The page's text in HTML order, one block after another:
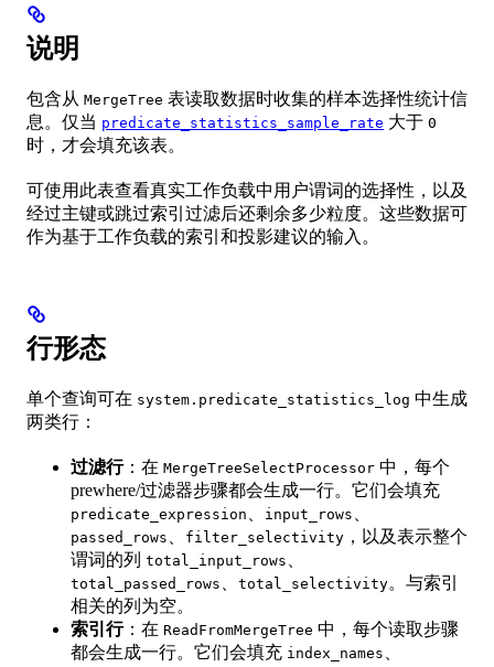
说明
包含从 MergeTree 表读取数据时收集的样本选择性统计信
息。仅当 predicate_statistics_sample_rate 大于 0
时，才会填充该表。
可使用此表查看真实工作负载中用户谓词的选择性，以及
经过主键或跳过索引过滤后还剩余多少粒度。这些数据可
作为基于工作负载的索引和投影建议的输入。
行形态
单个查询可在 system.predicate_statistics_log 中生成
两类行：
过滤行：在 MergeTreeSelectProcessor 中，每个
prewhere/过滤器步骤都会生成一行。它们会填充
predicate_expression input_rows
passed_rows filter_selectivity ，以及表示整个
谓词的列 total_input_rows
total_passed_rows total_selectivity。与索引
相关的列为空。
索引行：在 ReadFromMergeTree 中，每个读取步骤
都会生成一行。它们会填充 index_names